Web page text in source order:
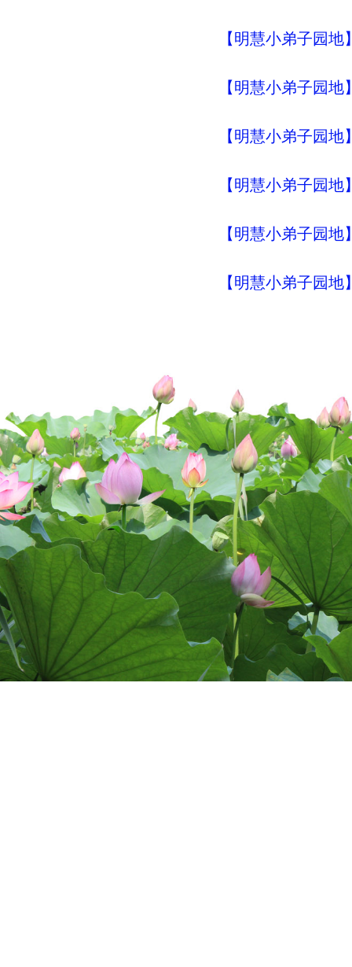
【明慧小弟子园
【明慧小弟子园
【明慧小弟子园
【明慧小弟子园
【明慧小弟子园
【明慧小弟子园